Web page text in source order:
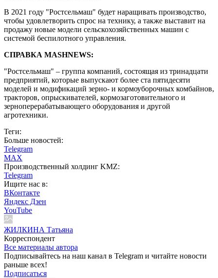
В 2021 году "Ростсельмаш" будет наращивать производство,
чтобы удовлетворить спрос на технику, а также выставит на
продажу новые модели сельскохозяйственных машин с
системой беспилотного управления.
СПРАВКА MASHNEWS:
"Ростсельмаш" – группа компаний, состоящая из тринадцати
предприятий, которые выпускают более ста пятидесяти
моделей и модификаций зерно- и кормоуборочных комбайнов,
тракторов, опрыскивателей, кормозаготовительного и
зерноперерабатывающего оборудования и другой
агротехники.
Теги:
Больше новостей:
Telegram
MAX
Производственный холдинг KMZ:
Telegram
Ищите нас в:
ВКонтакте
Яндекс Дзен
YouTube
ЖИЛКИНА Татьяна
Корреспондент
Все материалы автора
Подписывайтесь на наш канал в Telegram и читайте новости
раньше всех!
Подписаться